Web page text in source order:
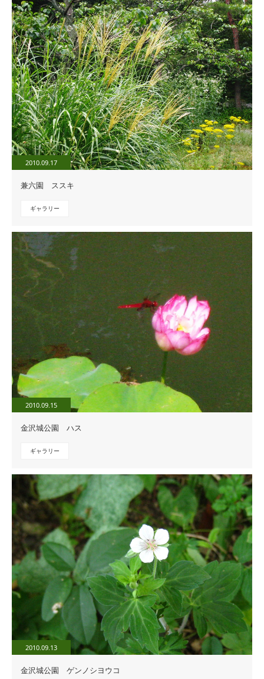
2010.09.17
兼六園 ススキ
ギャラリー
2010.09.15
金沢城公園 ハス
ギャラリー
2010.09.13
金沢城公園 ゲンノシヨウコ